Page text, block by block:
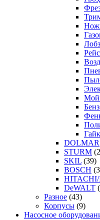
DOLMAR
STURM
SKIL (39)
BOSCH
DeWALT
Разное (43)
Корпусы (9)
Насосное